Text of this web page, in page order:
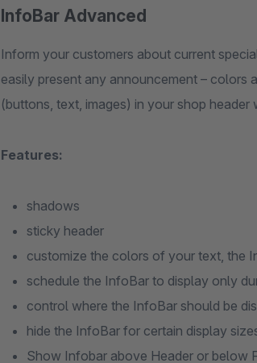
InfoBar Advanced
Inform your customers about current
easily present any announcement –
(buttons, text, images) in your shop
Features:
shadows
sticky header
customize the colors of your text, the
schedule the InfoBar to display only
control where the InfoBar should be
hide the InfoBar for certain display
Show Infobar above Header or below